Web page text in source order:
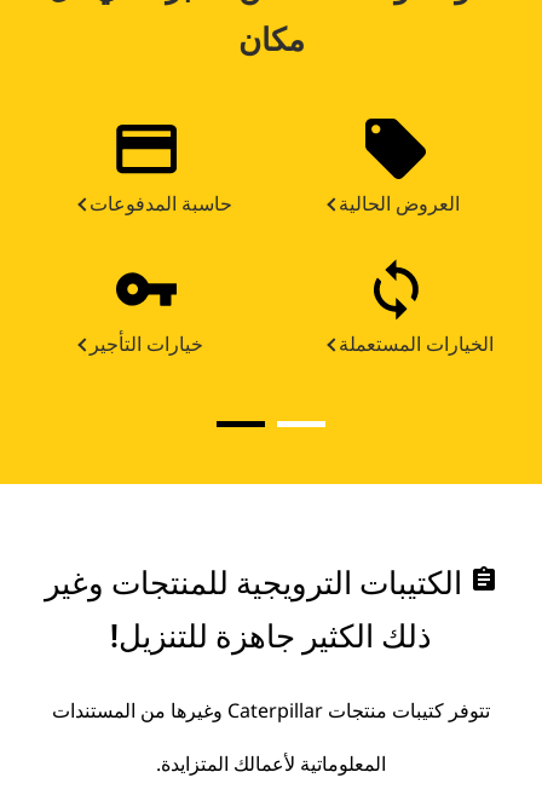
مكان
حاسبة المدفوعات العروض الحالية
خيارات التأجير الخيارات المستعملة
assignment الكتيبات الترويجية للمنتجات وغير
ذلك الكثير جاهزة للتنزيل!
تتوفر كتيبات منتجات Caterpillar وغيرها من المستندات
المعلوماتية لأعمالك المتزايدة.